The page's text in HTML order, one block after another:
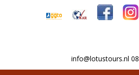
info@lotustours.nl